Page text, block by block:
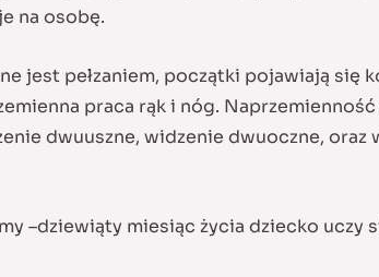
na osobę.
jest pełzaniem, początki pojawiają się
praca rąk i nóg.
dwuuszne, widzenie dwuoczne,
–dziewiąty miesiąc życia dziecko uczy